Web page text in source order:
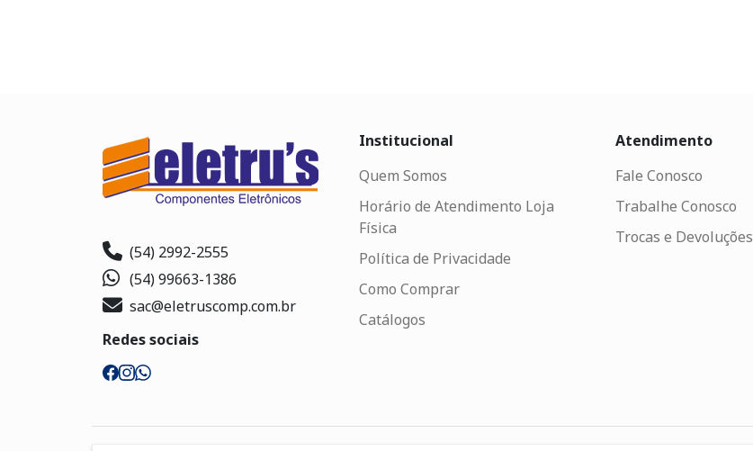
(54) 2992-2555
(54) 99663-1386
sac@eletruscomp.com.br
Redes sociais
Institucional
Quem Somos
Horário de Atendimento Loja
Física
Política de Privacidade
Como Comprar
Catálogos
Atendimento
Fale Conosco
Trabalhe Conosco
Trocas e Devoluções